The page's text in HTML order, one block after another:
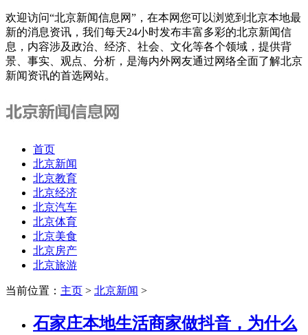
欢迎访问“北京新闻信息网”，在本网您可以浏览到北京本地最
新的消息资讯，我们每天24小时发布丰富多彩的北京新闻信
息，内容涉及政治、经济、社会、文化等各个领域，提供背
景、事实、观点、分析，是海内外网友通过网络全面了解北京
新闻资讯的首选网站。
首页
北京新闻
北京教育
北京经济
北京汽车
北京体育
北京美食
北京房产
北京旅游
当前位置： 主页 > 北京新闻 >
石家庄本地生活商家做抖音，为什么